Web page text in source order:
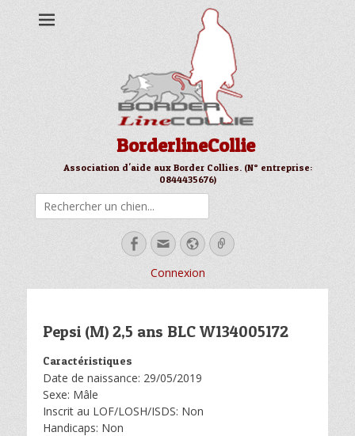
BorderlineCollie
Association d'aide aux Border Collies. (N° entreprise:
0844435676)
Facebook
EmailSite
web
Link
Connexion
Pepsi (M) 2,5 ans BLC W134005172
Caractéristiques
Date de naissance: 29/05/2019
Sexe: Mâle
Inscrit au LOF/LOSH/ISDS: Non
Handicaps: Non